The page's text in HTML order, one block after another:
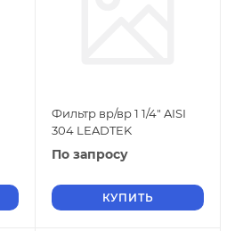
Фильтр вр/вр 1 1/4" AISI
304 LEADTEK
По запросу
КУПИТЬ